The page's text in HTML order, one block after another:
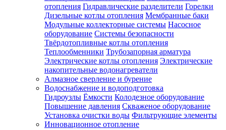
отопления Гидравлические разделители Горелки
Дизельные котлы отопления Мембранные баки
Модульные коллекторные системы Насосное
оборудование Системы безопасности
Твёрдотопливные котлы отопления
Теплообменники Трубозапорная арматура
Электрические котлы отопления Электрические
накопительные водонагреватели
Алмазное сверление и бурение
Водоснабжение и водоподготовка
Гидроузлы Ёмкости Колодезное оборудование
Повышение давления Скваженое оборудование
Установка очистки воды Фильтрующие элементы
Инновационное отопление